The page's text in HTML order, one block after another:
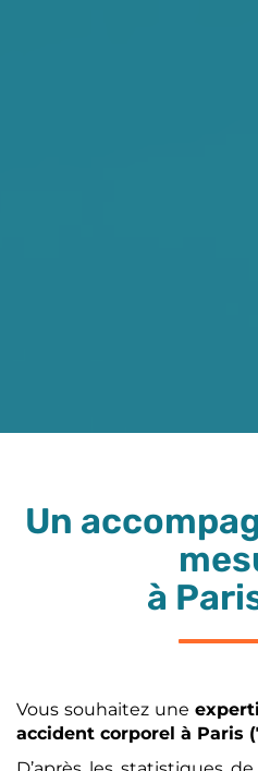
Un
à
Vous souhaitez une
accident corporel à Paris